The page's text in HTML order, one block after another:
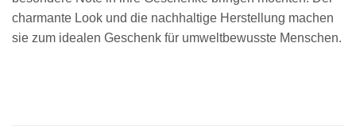
charmante Look und die nachhaltige Herstellung machen
sie zum idealen Geschenk für umweltbewusste Menschen.